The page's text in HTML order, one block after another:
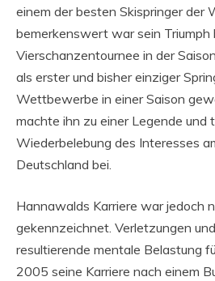
einem der besten Skispringer der
bemerkenswert war sein Triumph
Vierschanzentournee in der
als erster und bisher einziger
Wettbewerbe in einer Saison
machte ihn zu einer Legende und
Wiederbelebung des Interesses
Deutschland bei.
Hannawalds Karriere war jedoch
gekennzeichnet. Verletzungen
resultierende mentale Belastung
2005 seine Karriere nach einem